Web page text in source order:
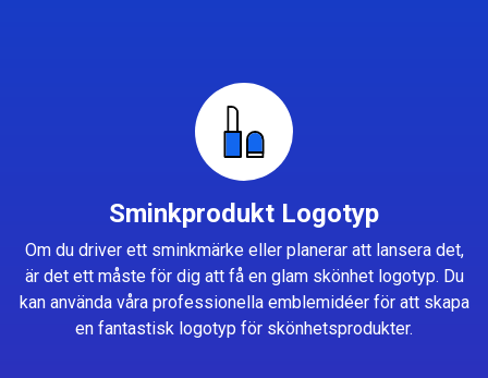
Sminkprodukt Logotyp
Om du driver ett sminkmärke eller planerar att lansera det,
är det ett måste för dig att få en glam skönhet logotyp. Du
kan använda våra professionella emblemidéer för att skapa
en fantastisk logotyp för skönhetsprodukter.